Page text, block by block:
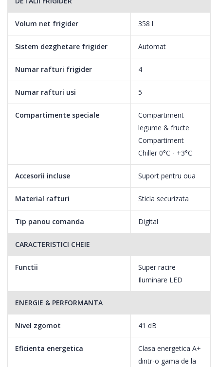
Volum net frigider 358 l
Sistem dezghetare frigider Automat
Numar rafturi frigider 4
Numar rafturi usi 5
Compartimente speciale
Compartiment
legume & fructe
Compartiment
Chiller 0°C - +3°C
Accesorii incluse Suport pentru oua
Material rafturi Sticla securizata
Tip panou comanda Digital
CARACTERISTICI CHEIE
Functii
Super racire
Iluminare LED
ENERGIE & PERFORMANTA
Nivel zgomot 41 dB
Eficienta energetica
Clasa energetica A+
dintr-o gama de la